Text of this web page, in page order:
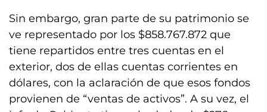
Sin embargo, gran parte de su patrimonio se
ve representado por los $858.767.872 que
tiene repartidos entre tres cuentas en el
exterior, dos de ellas cuentas corrientes en
dólares, con la aclaración de que esos fondos
provienen de “ventas de activos”. A su vez, el